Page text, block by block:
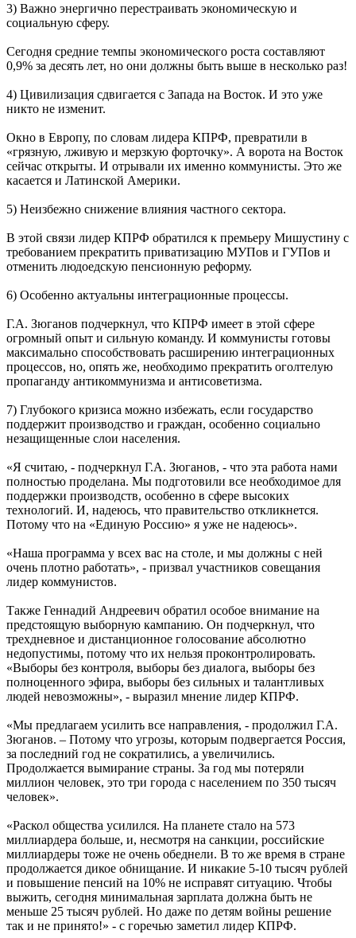
3) Важно энергично перестраивать экономическую и
социальную сферу.
Сегодня средние темпы экономического роста составляют
0,9% за десять лет, но они должны быть выше в несколько раз!
4) Цивилизация сдвигается с Запада на Восток. И это уже
никто не изменит.
Окно в Европу, по словам лидера КПРФ, превратили в
«грязную, лживую и мерзкую форточку». А ворота на Восток
сейчас открыты. И отрывали их именно коммунисты. Это же
касается и Латинской Америки.
5) Неизбежно снижение влияния частного сектора.
В этой связи лидер КПРФ обратился к премьеру Мишустину с
требованием прекратить приватизацию МУПов и ГУПов и
отменить людоедскую пенсионную реформу.
6) Особенно актуальны интеграционные процессы.
Г.А. Зюганов подчеркнул, что КПРФ имеет в этой сфере
огромный опыт и сильную команду. И коммунисты готовы
максимально способствовать расширению интеграционных
процессов, но, опять же, необходимо прекратить оголтелую
пропаганду антикоммунизма и антисоветизма.
7) Глубокого кризиса можно избежать, если государство
поддержит производство и граждан, особенно социально
незащищенные слои населения.
«Я считаю, - подчеркнул Г.А. Зюганов, - что эта работа нами
полностью проделана. Мы подготовили все необходимое для
поддержки производств, особенно в сфере высоких
технологий. И, надеюсь, что правительство откликнется.
Потому что на «Единую Россию» я уже не надеюсь».
«Наша программа у всех вас на столе, и мы должны с ней
очень плотно работать», - призвал участников совещания
лидер коммунистов.
Также Геннадий Андреевич обратил особое внимание на
предстоящую выборную кампанию. Он подчеркнул, что
трехдневное и дистанционное голосование абсолютно
недопустимы, потому что их нельзя проконтролировать.
«Выборы без контроля, выборы без диалога, выборы без
полноценного эфира, выборы без сильных и талантливых
людей невозможны», - выразил мнение лидер КПРФ.
«Мы предлагаем усилить все направления, - продолжил Г.А.
Зюганов. – Потому что угрозы, которым подвергается Россия,
за последний год не сократились, а увеличились.
Продолжается вымирание страны. За год мы потеряли
миллион человек, это три города с населением по 350 тысяч
человек».
«Раскол общества усилился. На планете стало на 573
миллиардера больше, и, несмотря на санкции, российские
миллиардеры тоже не очень обеднели. В то же время в стране
продолжается дикое обнищание. И никакие 5-10 тысяч рублей
и повышение пенсий на 10% не исправят ситуацию. Чтобы
выжить, сегодня минимальная зарплата должна быть не
меньше 25 тысяч рублей. Но даже по детям войны решение
так и не принято!» - с горечью заметил лидер КПРФ.